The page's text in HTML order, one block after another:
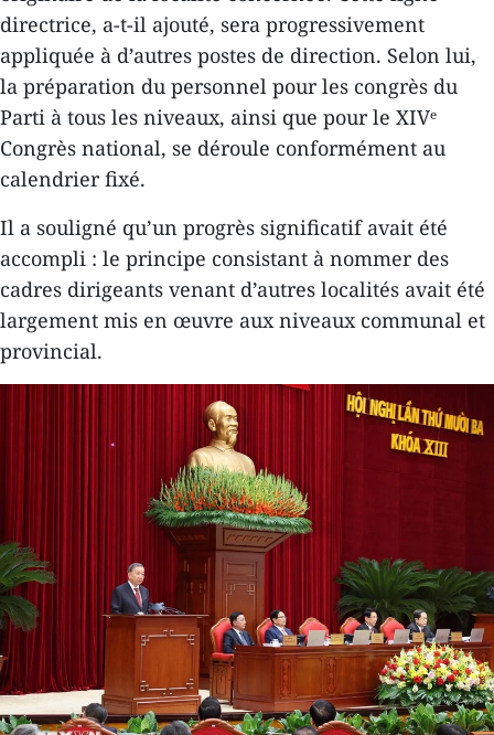
directrice, a-t-il ajouté, sera progressivement
appliquée à d’autres postes de direction. Selon lui,
la préparation du personnel pour les congrès du
Parti à tous les niveaux, ainsi que pour le XIVᵉ
Congrès national, se déroule conformément au
calendrier fixé.
Il a souligné qu’un progrès significatif avait été
accompli : le principe consistant à nommer des
cadres dirigeants venant d’autres localités avait été
largement mis en œuvre aux niveaux communal et
provincial.